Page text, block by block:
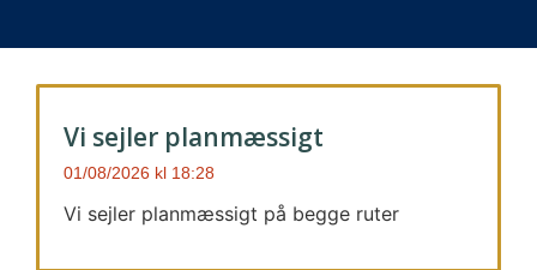
Vi sejler planmæssigt
01/08/2026 18:28
Vi sejler planmæssigt på begge ruter